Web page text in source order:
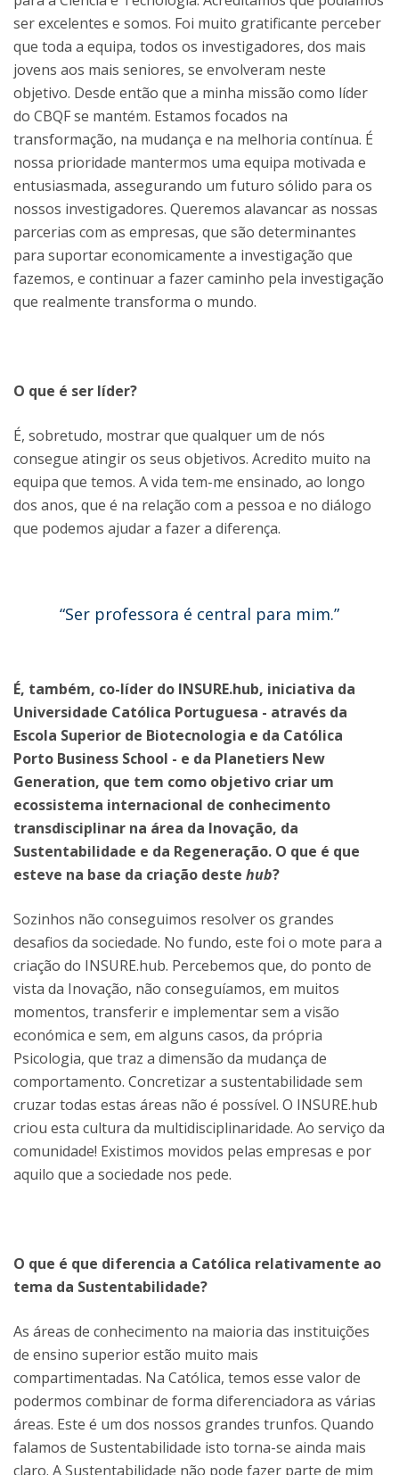
ser excelentes e somos. Foi muito gratificante perceber
que toda a equipa, todos os investigadores, dos mais
jovens aos mais seniores, se envolveram neste
objetivo. Desde então que a minha missão como líder
do CBQF se mantém. Estamos focados na
transformação, na mudança e na melhoria contínua. É
nossa prioridade mantermos uma equipa motivada e
entusiasmada, assegurando um futuro sólido para os
nossos investigadores. Queremos alavancar as nossas
parcerias com as empresas, que são determinantes
para suportar economicamente a investigação que
fazemos, e continuar a fazer caminho pela investigação
que realmente transforma o mundo.
O que é ser líder?
É, sobretudo, mostrar que qualquer um de nós
consegue atingir os seus objetivos. Acredito muito na
equipa que temos. A vida tem-me ensinado, ao longo
dos anos, que é na relação com a pessoa e no diálogo
que podemos ajudar a fazer a diferença.
“Ser professora é central para mim.”
É, também, co-líder do INSURE.hub, iniciativa da
Universidade Católica Portuguesa - através da
Escola Superior de Biotecnologia e da Católica
Porto Business School - e da Planetiers New
Generation, que tem como objetivo criar um
ecossistema internacional de conhecimento
transdisciplinar na área da Inovação, da
Sustentabilidade e da Regeneração. O que é que
esteve na base da criação deste hub?
Sozinhos não conseguimos resolver os grandes
desafios da sociedade. No fundo, este foi o mote para a
criação do INSURE.hub. Percebemos que, do ponto de
vista da Inovação, não conseguíamos, em muitos
momentos, transferir e implementar sem a visão
económica e sem, em alguns casos, da própria
Psicologia, que traz a dimensão da mudança de
comportamento. Concretizar a sustentabilidade sem
cruzar todas estas áreas não é possível. O INSURE.hub
criou esta cultura da multidisciplinaridade. Ao serviço da
comunidade! Existimos movidos pelas empresas e por
aquilo que a sociedade nos pede.
O que é que diferencia a Católica relativamente ao
tema da Sustentabilidade?
As áreas de conhecimento na maioria das instituições
de ensino superior estão muito mais
compartimentadas. Na Católica, temos esse valor de
podermos combinar de forma diferenciadora as várias
áreas. Este é um dos nossos grandes trunfos. Quando
falamos de Sustentabilidade isto torna-se ainda mais
claro. A Sustentabilidade não pode fazer parte de mim